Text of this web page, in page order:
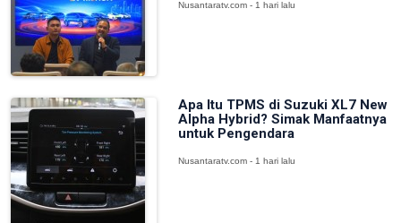
Nusantaratv.com - 1 hari lalu
Apa Itu TPMS di Suzuki XL7 New
Alpha Hybrid? Simak Manfaatnya
untuk Pengendara
Nusantaratv.com - 1 hari lalu